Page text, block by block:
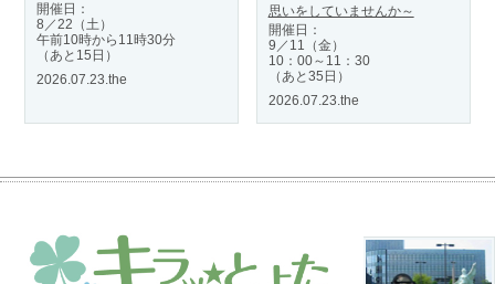
開催日：
8／22（土）
午前10時から11時30分
（あと15日）
2026.07.23.the
思いをしていませんか～
開催日：
9／11（金）
10：00～11：30
（あと35日）
2026.07.23.the